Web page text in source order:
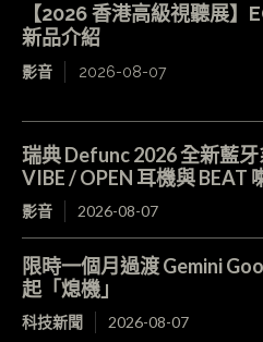
【2026 香港高級視聽展
新品介紹
影音 2026-08-07
瑞典 Defunc 2026 全新藍
VIBE / OPEN 耳機與 BEAT
影音 2026-08-07
限時一個月過渡 Gemini
起「熄機」
科技新聞 2026-08-07